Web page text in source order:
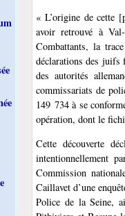
« L’origine de cette
avoir retrouvé à
Combattants, la
déclarations des juifs
des autorités
commissariats de
149 734 à se
opération, dont le
Cette découverte
intentionnellement
Commission
Caillavet d’une
Police de la Seine,